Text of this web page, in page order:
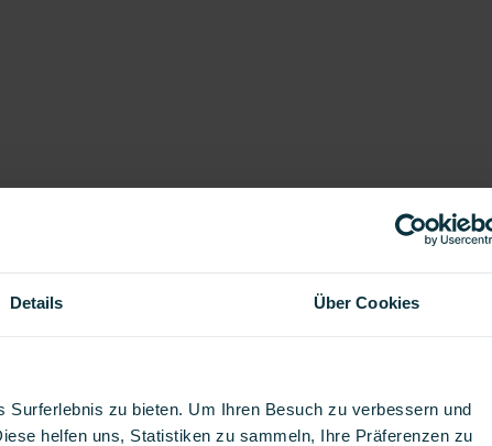
Details Über Cookies
zu bieten. Um Ihren Besuch zu verbessern und
helfen uns, Statistiken zu sammeln, Ihre Präferenzen zu